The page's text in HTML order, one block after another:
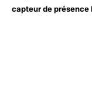
capteur de présence